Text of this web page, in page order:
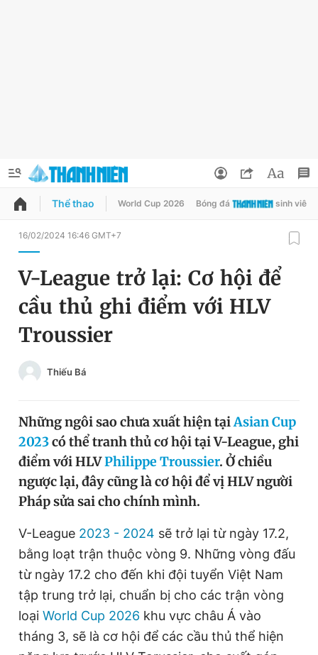
QUẢNG CÁO ĐẶT BÁO
Chuyên mục
Chuyên mục khác
Chào ngày mới
Tin 360
Video Magazine
Sản phẩm khác
Tiện ích Bạn cần biết
Thông tin tòa soạn Liên hệ quảng cáo
Đổi mật khẩu
Tin đã lưu
Thể thao World Cup 2026 Bóng đá sinh viên
16/02/2024 16:46 GMT+7
V-League trở lại: Cơ hội để
cầu thủ ghi điểm với HLV
Troussier
Thiếu Bá
Những ngôi sao chưa xuất hiện tạiAsian Cup
2023có thể tranh thủ cơ hội tại V-League, ghi
điểm với HLVPhilippe Troussier. Ở chiều
ngược lại, đây cũng là cơ hội để vị HLV người
Pháp sửa sai cho chính mình.
V-League 2023 - 2024 sẽ trở lại từ ngày 17.2,
bằng loạt trận thuộc vòng 9. Những vòng đấu
từ ngày 17.2 cho đến khi đội tuyển Việt Nam
tập trung trở lại, chuẩn bị cho các trận vòng
loại World Cup 2026 khu vực châu Á vào
tháng 3, sẽ là cơ hội để các cầu thủ thể hiện